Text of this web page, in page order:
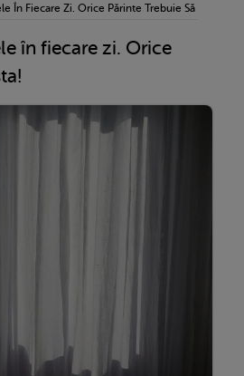
În Fiecare Zi. Orice Părinte Trebuie Să Facă Asta!
în fiecare zi. Orice